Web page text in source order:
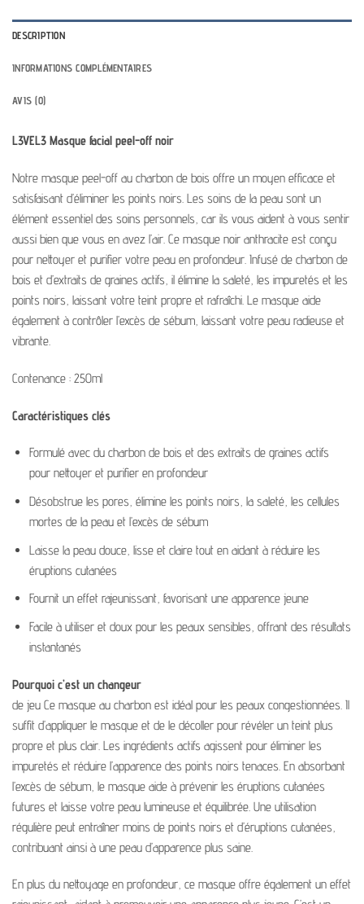
DESCRIPTION
INFORMATIONS COMPLÉMENTAIRES
AVIS (0)
L3VEL3 Masque facial peel-off noir
Notre masque peel-off au charbon de bois offre un moyen efficace et
satisfaisant d’éliminer les points noirs. Les soins de la peau sont un
élément essentiel des soins personnels, car ils vous aident à vous sentir
aussi bien que vous en avez l’air. Ce masque noir anthracite est conçu
pour nettoyer et purifier votre peau en profondeur. Infusé de charbon de
bois et d’extraits de graines actifs, il élimine la saleté, les impuretés et les
points noirs, laissant votre teint propre et rafraîchi. Le masque aide
également à contrôler l’excès de sébum, laissant votre peau radieuse et
vibrante.
Contenance : 250ml
Caractéristiques clés
Formulé avec du charbon de bois et des extraits de graines actifs
pour nettoyer et purifier en profondeur
Désobstrue les pores, élimine les points noirs, la saleté, les cellules
mortes de la peau et l’excès de sébum
Laisse la peau douce, lisse et claire tout en aidant à réduire les
éruptions cutanées
Fournit un effet rajeunissant, favorisant une apparence jeune
Facile à utiliser et doux pour les peaux sensibles, offrant des résultats
instantanés
Pourquoi c’est un changeur
de jeu Ce masque au charbon est idéal pour les peaux congestionnées. Il
suffit d’appliquer le masque et de le décoller pour révéler un teint plus
propre et plus clair. Les ingrédients actifs agissent pour éliminer les
impuretés et réduire l’apparence des points noirs tenaces. En absorbant
l’excès de sébum, le masque aide à prévenir les éruptions cutanées
futures et laisse votre peau lumineuse et équilibrée. Une utilisation
régulière peut entraîner moins de points noirs et d’éruptions cutanées,
contribuant ainsi à une peau d’apparence plus saine.
En plus du nettoyage en profondeur, ce masque offre également un effet